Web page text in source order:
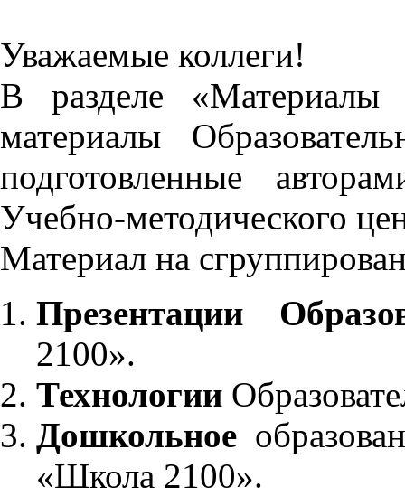
Уважаемые коллеги!
В разделе «Материалы
материалы
подготовленные
Учебно-методического
Материал на
Презентации
2100».
Технологии
Дошкольное
«Школа 2100».